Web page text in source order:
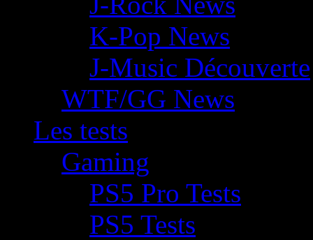
K-Pop News
J-Music Découverte
WTF/GG News
Les tests
Gaming
PS5 Pro Tests
PS5 Tests